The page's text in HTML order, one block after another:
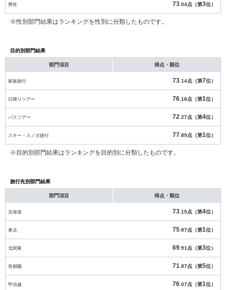
男性 73 .04点（第3位）
※性別部門結果はランキングを性別に分類したものです。
目的別部門結果
部門項目 得点・順位
家族旅行 73 .14点（第7位）
日帰りツアー 76 .18点（第1位）
バスツアー 72 .27点（第4位）
スキー・スノボ旅行 77 .89点（第1位）
※目的別部門結果はランキングを目的別に分類したものです。
旅行先別部門結果
部門項目 得点・順位
北海道 73 .15点（第4位）
東北 75 .87点（第1位）
北関東 69 .91点（第3位）
首都圏 71 .87点（第5位）
甲信越 76 .07点（第1位）